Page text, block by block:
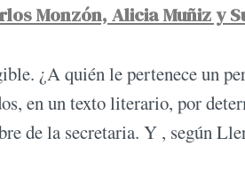
Monzón, Alicia Muñiz y
¿A quién le pertenece un
en un texto literario, por
de la secretaria. Y , según